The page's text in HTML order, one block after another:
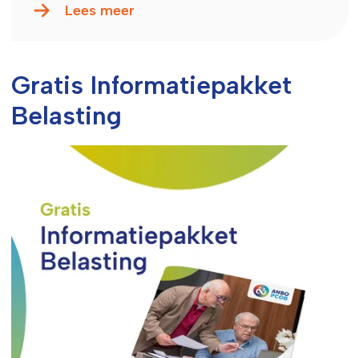
Lees meer
Gratis Informatiepakket
Belasting